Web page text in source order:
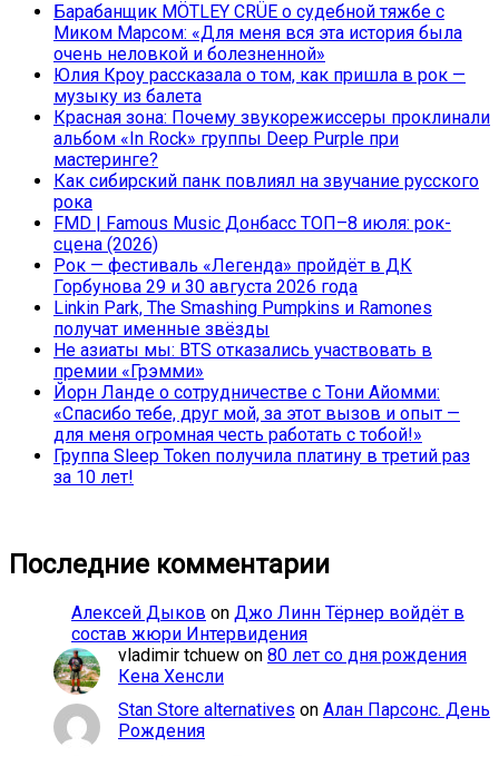
Барабанщик MÖTLEY CRÜE о судебной тяжбе с
Миком Марсом: «Для меня вся эта история была
очень неловкой и болезненной»
Юлия Кроу рассказала о том, как пришла в рок —
музыку из балета
Красная зона: Почему звукорежиссеры проклинали
альбом «In Rock» группы Deep Purple при
мастеринге?
Как сибирский панк повлиял на звучание русского
рока
FMD | Famous Music Донбасс ТОП–8 июля: рок-
сцена (2026)
Рок — фестиваль «Легенда» пройдёт в ДК
Горбунова 29 и 30 августа 2026 года
Linkin Park, The Smashing Pumpkins и Ramones
получат именные звёзды
Не азиаты мы: BTS отказались участвовать в
премии «Грэмми»
Йорн Ланде о сотрудничестве с Тони Айомми:
«Спасибо тебе, друг мой, за этот вызов и опыт —
для меня огромная честь работать с тобой!»
Группа Sleep Token получила платину в третий раз
за 10 лет!
Последние комментарии
Алексей Дыков on Джо Линн Тёрнер войдёт в
состав жюри Интервидения
vladimir tchuew on 80 лет со дня рождения
Кена Хенсли
Stan Store alternatives on Алан Парсонс. День
Рождения